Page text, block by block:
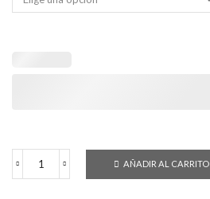
Desayuno
AÑADIR AL CARRITO